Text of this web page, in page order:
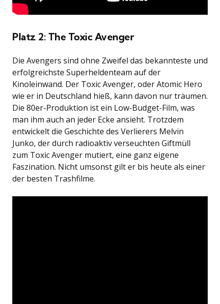
Platz 2: The Toxic Avenger
Die Avengers sind ohne Zweifel das bekannteste und
erfolgreichste Superheldenteam auf der
Kinoleinwand. Der Toxic Avenger, oder Atomic Hero
wie er in Deutschland hieß, kann davon nur träumen.
Die 80er-Produktion ist ein Low-Budget-Film, was
man ihm auch an jeder Ecke ansieht. Trotzdem
entwickelt die Geschichte des Verlierers Melvin
Junko, der durch radioaktiv verseuchten Giftmüll
zum Toxic Avenger mutiert, eine ganz eigene
Faszination. Nicht umsonst gilt er bis heute als einer
der besten Trashfilme.